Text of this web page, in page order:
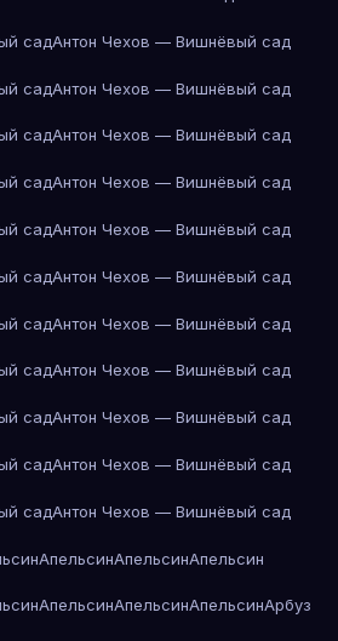
садАнтон Чехов — Вишнёвый сад
садАнтон Чехов — Вишнёвый сад
садАнтон Чехов — Вишнёвый сад
садАнтон Чехов — Вишнёвый сад
садАнтон Чехов — Вишнёвый сад
садАнтон Чехов — Вишнёвый сад
садАнтон Чехов — Вишнёвый сад
садАнтон Чехов — Вишнёвый сад
садАнтон Чехов — Вишнёвый сад
садАнтон Чехов — Вишнёвый сад
садАнтон Чехов — Вишнёвый сад
АпельсинАпельсинАпельсин
АпельсинАпельсинАпельсинАрбуз